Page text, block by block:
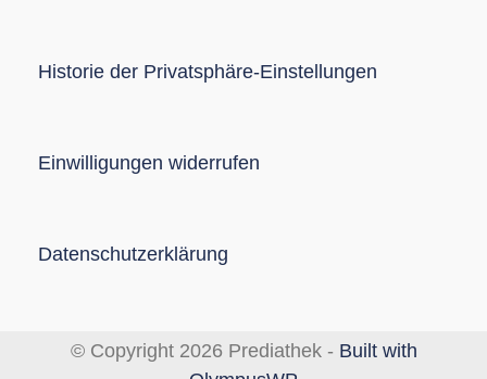
Historie der Privatsphäre-Einstellungen
Einwilligungen widerrufen
Datenschutzerklärung
© Copyright 2026 Prediathek - Built with